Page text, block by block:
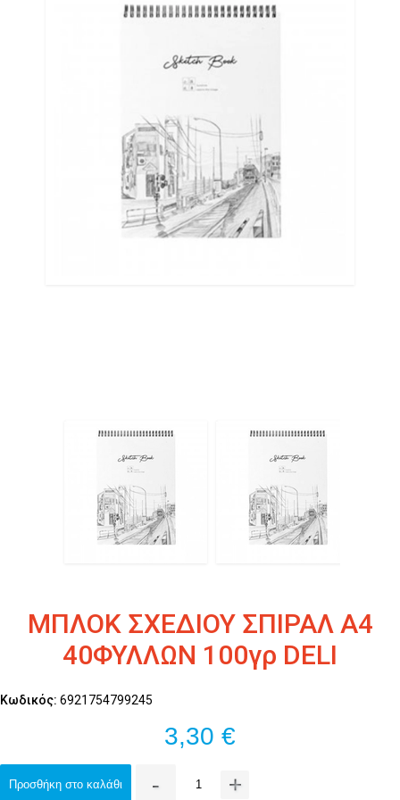
ΜΠΛΟΚ ΣΧΕΔΙΟΥ ΣΠΙΡΑΛ A4
40ΦΥΛΛΩΝ 100γρ DELI
Κωδικός: 6921754799245
3,30 €
Προσθήκη στο καλάθι - +